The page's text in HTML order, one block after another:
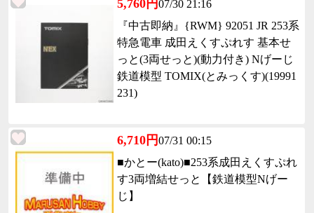
5,760円07/30 21:16
『中古即納』{RWM} 92051 JR 253系
特急電車 成田えくすぷれす 基本せ
っと(3両せっと)(動力付き) Nげーじ
鉄道模型 TOMIX(とみっくす)(19991
231)
6,710円07/31 00:15
■かとー(kato)■253系成田えくすぷれ
す3両増結せっと【鉄道模型Nげー
じ】